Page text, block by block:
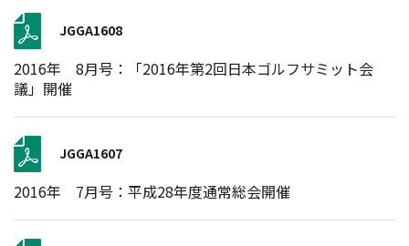
JGGA1608
2016年 8月号：「2016年第2回日本ゴルフサミット会
議」開催
JGGA1607
2016年 7月号：平成28年度通常総会開催